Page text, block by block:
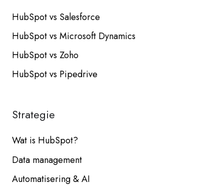
HubSpot vs Salesforce
HubSpot vs Microsoft Dynamics
HubSpot vs Zoho
HubSpot vs Pipedrive
Strategie
Wat is HubSpot?
Data management
Automatisering & AI